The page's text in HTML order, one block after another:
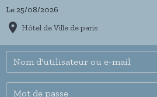
Le 25/08/2026
Hôtel de Ville de paris